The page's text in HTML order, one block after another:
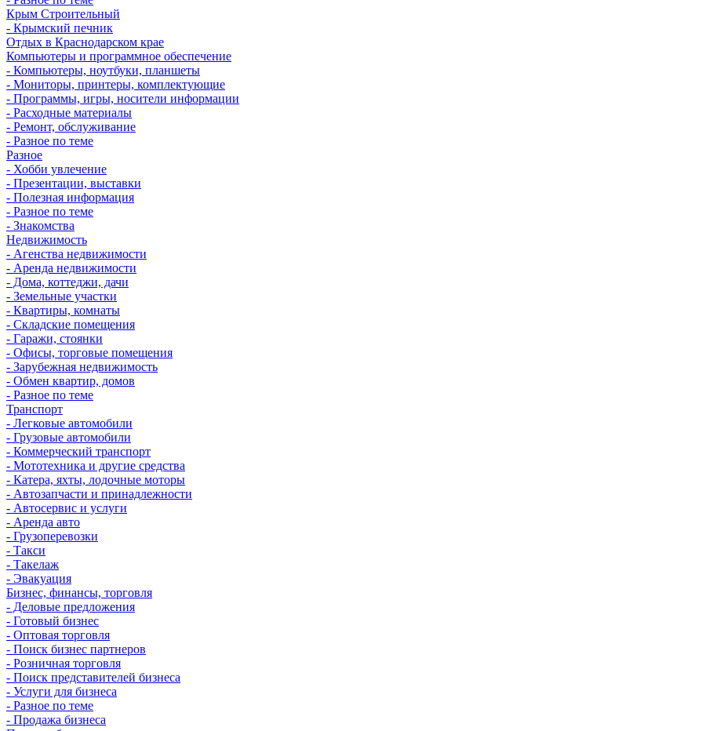
Крым Строительный
- Крымский печник
Отдых в Краснодарском крае
Компьютеры и программное обеспечение
- Компьютеры, ноутбуки, планшеты
- Мониторы, принтеры, комплектующие
- Программы, игры, носители информации
- Расходные материалы
- Ремонт, обслуживание
- Разное по теме
Разное
- Хобби увлечение
- Презентации, выставки
- Полезная информация
- Разное по теме
- Знакомства
Недвижимость
- Агенства недвижимости
- Аренда недвижимости
- Дома, коттеджи, дачи
- Земельные участки
- Квартиры, комнаты
- Складские помещения
- Гаражи, стоянки
- Офисы, торговые помещения
- Зарубежная недвижимость
- Обмен квартир, домов
- Разное по теме
Транспорт
- Легковые автомобили
- Грузовые автомобили
- Коммерческий транспорт
- Мототехника и другие средства
- Катера, яхты, лодочные моторы
- Автозапчасти и принадлежности
- Автосервис и услуги
- Аренда авто
- Грузоперевозки
- Такси
- Такелаж
- Эвакуация
Бизнес, финансы, торговля
- Деловые предложения
- Готовый бизнес
- Оптовая торговля
- Поиск бизнес партнеров
- Розничная торговля
- Поиск представителей бизнеса
- Услуги для бизнеса
- Разное по теме
- Продажа бизнеса